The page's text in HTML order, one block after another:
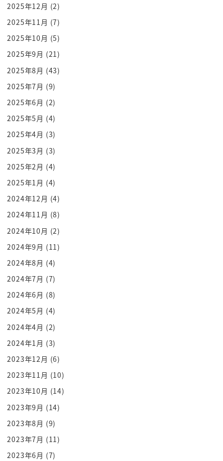
まずないっす家でないですよね似てるん
ですかね私と白雪さんってどっかどうなん
ですかね似てる部分もあるかもしれないし
全然違うと言ったら全然うん違うあの2人
はいはいあん時どういう印象なんですか
このひさいやだからなんか話してる限り
普通の全頭な人だと思ったんで相手中田
さん選ぶのはおかしいぞと思ってなんで
ですかなんで離婚しないんですか聞ひゆさ
んって私のことどう思ってるんですか
なんかおかしな人間だと思ってます若干
そうなんだでもなんかそうだよなでもうん
言うても僕あの普通に会社系組織人側なの
でうんうんうんそうするとやっぱあ
ぶっちぎりますそこみたいな
ああ組織をね私がはいああえでも
組織人には見えないですけどねヒさんもあ
だからそのこういうカメラの前でその
なんかタレント行的な時は別にやります
けど僕裏では普通に会社経営を細細とやる
中小企業のおじさんなのであそうなんだ
常識的なムるよとあまで僕普通に常識的な
ことをやりつつカメラの前では無理して
頑張ってるそう無理じゃないよね無理では
ないですよねそういう人ですもんね無で
その水を得た魚みたいなムーブが私が横に
たくないうんうんあそうなんだなんででき
なくなるんですか家庭でも見ちゃうじゃ
ないですかそのもさん分かると思うんです
けどその家庭の中田さんとそのはい外の
中田さんて両方見ているとそこでなんか
2025年12月 (2)
2025年11月 (7)
2025年10月 (5)
2025年9月 (21)
2025年8月 (43)
2025年7月 (9)
2025年6月 (2)
2025年5月 (4)
2025年4月 (3)
2025年3月 (3)
2025年2月 (4)
2025年1月 (4)
2024年12月 (4)
2024年11月 (8)
2024年10月 (2)
2024年9月 (11)
2024年8月 (4)
2024年7月 (7)
2024年6月 (8)
2024年5月 (4)
2024年4月 (2)
2024年1月 (3)
2023年12月 (6)
2023年11月 (10)
2023年10月 (14)
2023年9月 (14)
2023年8月 (9)
2023年7月 (11)
2023年6月 (7)